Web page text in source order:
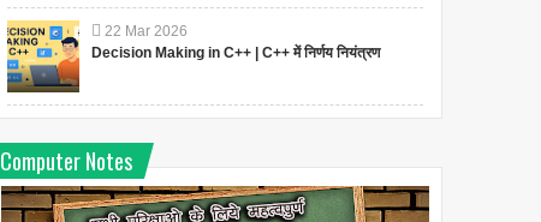
22 Mar 2026
Decision Making in C++ | C++ में निर्णय नियंत्रण
Computer Notes